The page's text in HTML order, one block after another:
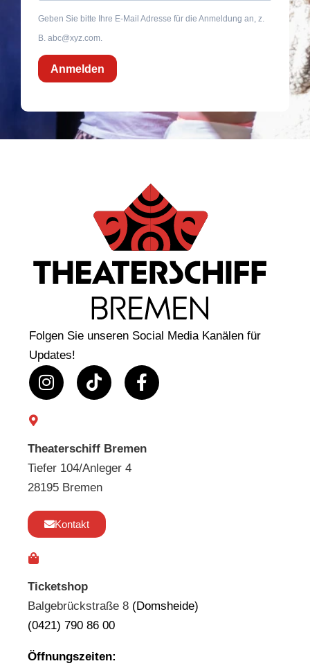
Geben Sie bitte Ihre E-Mail Adresse für die Anmeldung an, z.
B. abc@xyz.com.
Anmelden
Folgen Sie unseren Social Media Kanälen für
Updates!
Theaterschiff Bremen
Tiefer 104/Anleger 4
28195 Bremen
Kontakt
Ticketshop
Balgebrückstraße 8 (Domsheide)
(0421) 790 86 00
Öffnungszeiten: